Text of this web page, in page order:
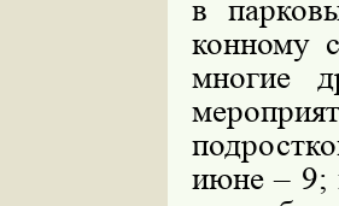
в
конному
многие
июне – 9;